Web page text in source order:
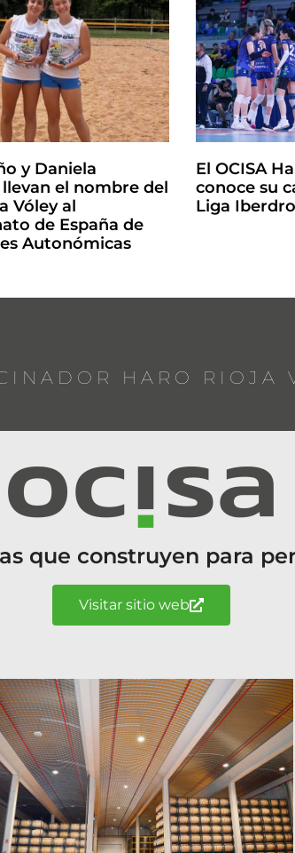
y Daniela
el nombre del
Vóley al
de España de
Autonómicas
El OCISA
conoce su
Liga
HARO RIOJA
que construyen para
Visitar sitio web